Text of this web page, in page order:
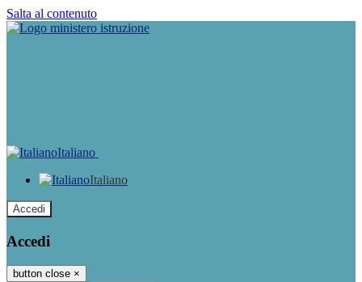
Salta al contenuto
Italiano
Italiano
Accedi
Accedi
button close ×